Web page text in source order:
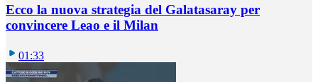
Ecco la nuova strategia del Galatasaray per
convincere Leao e il Milan
01:33